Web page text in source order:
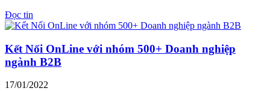
Đọc tin
Kết Nối OnLine với nhóm 500+ Doanh nghiệp
ngành B2B
17/01/2022